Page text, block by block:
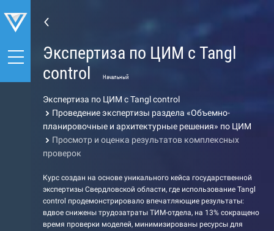
Экспертиза по ЦИМ с Tangl
control
Начальный
Экспертиза по ЦИМ с Tangl control
Проведение экспертизы раздела «Объемно-
планировочные и архитектурные решения» по ЦИМ
Просмотр и оценка результатов комплексных
проверок
Курс создан на основе уникального кейса государственной
экспертизы Свердловской области, где использование Tangl
control продемонстрировало впечатляющие результаты:
вдвое снижены трудозатраты ТИМ-отдела, на 13% сокращено
время проверки моделей, минимизированы ресурсы для